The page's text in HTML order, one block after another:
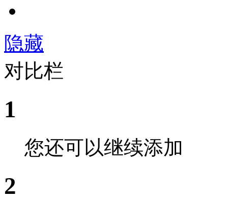
隐藏
对比栏
1
您还可以继续添加
2